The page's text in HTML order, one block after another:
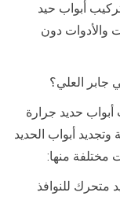
أبواب حيد
والأدوات دون
جابر العلي؟
حديد جرارة
أبواب الحديد
مختلفة منها:
متحرك للنوافذ